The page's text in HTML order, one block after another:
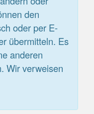
den
oder per E-
übermitteln. Es
anderen
Wir verweisen